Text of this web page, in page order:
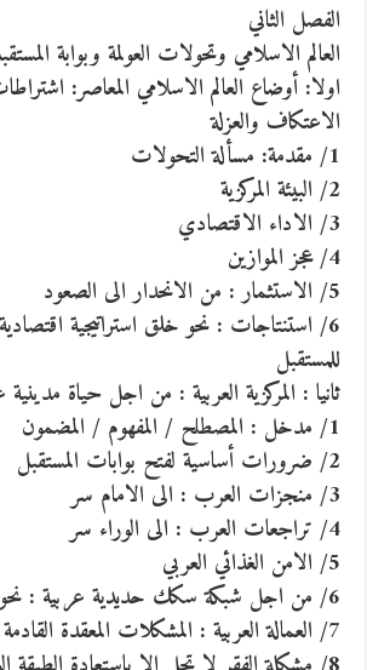
الفصل الثاني
العالم الاسلامي وتحولات العولمة وبوابة
اولا: أوضاع العالم الاسلامي المعاصر:
الاعتكاف والعزلة
1/ مقدمة: مسألة التحولات
2/ البيئة المركزية
3/ الاداء الاقتصادي
4/ عجز الموازين
5/ الاستثمار : من الانحدار الى الصعود
6/ استنتاجات : نحو خلق استراتيجية
للمستقبل
ثانيا : المركزية العربية : من اجل حياة
1/ مدخل : المصطلح / المفهوم / المضمون
2/ ضرورات أساسية لفتح بوابات المستقبل
3/ منجزات العرب : الى الامام سر
4/ تراجعات العرب : الى الوراء سر
5/ الامن الغذائي العربي
6/ من اجل شبكة سكك حديدية عربية : نحو الاندماج الاقليمي
7/ العمالة العربية : المشكلات المعقدة القادمة